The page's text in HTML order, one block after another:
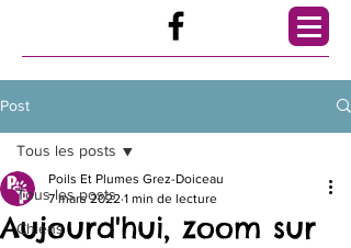
Post
Tous les posts
Chiens
Tous les posts
Aujourd'hui, zoom sur
Poils Et Plumes Grez-Doiceau
7 mars 2022 1 min de lecture